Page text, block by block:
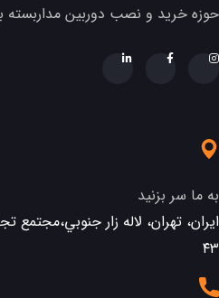
حوزه خرید و نصب دوربین مداربسته
به ما سر بزنید
ایران، تهران، لاله زار
٤٣